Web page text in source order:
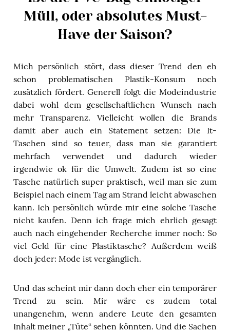
Müll, oder absolutes Must-
Have der Saison?
Mich persönlich stört, dass dieser Trend den eh
schon problematischen Plastik-Konsum noch
zusätzlich fördert. Generell folgt die Modeindustrie
dabei wohl dem gesellschaftlichen Wunsch nach
mehr Transparenz. Vielleicht wollen die Brands
damit aber auch ein Statement setzen: Die It-
Taschen sind so teuer, dass man sie garantiert
mehrfach verwendet und dadurch wieder
irgendwie ok für die Umwelt. Zudem ist so eine
Tasche natürlich super praktisch, weil man sie zum
Beispiel nach einem Tag am Strand leicht abwaschen
kann. Ich persönlich würde mir eine solche Tasche
nicht kaufen. Denn ich frage mich ehrlich gesagt
auch nach eingehender Recherche immer noch: So
viel Geld für eine Plastiktasche? Außerdem weiß
doch jeder: Mode ist vergänglich.
Und das scheint mir dann doch eher ein temporärer
Trend zu sein. Mir wäre es zudem total
unangenehm, wenn andere Leute den gesamten
Inhalt meiner „Tüte“ sehen könnten. Und die Sachen